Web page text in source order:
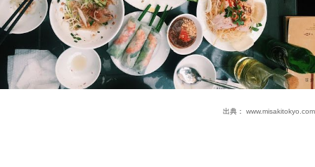
出典： www.misakitokyo.com